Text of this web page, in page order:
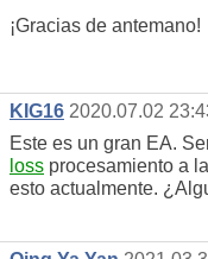
¡Gracias de antemano!
KIG16 2020.07.02
Este es un gran EA.
loss procesamiento a
esto actualmente.